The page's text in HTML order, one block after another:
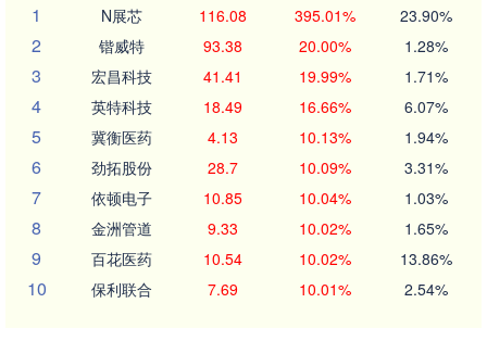
1
N展芯 116.08 395.01% 23.90%
2 锴威特 93.38 20.00% 1.28%
3 宏昌科技 41.41 19.99% 1.71%
4 英特科技 18.49 16.66% 6.07%
5 冀衡医药 4.13 10.13% 1.94%
6 劲拓股份 28.7 10.09% 3.31%
7 依顿电子 10.85 10.04% 1.03%
8 金洲管道 9.33 10.02% 1.65%
9 百花医药 10.54 10.02% 13.86%
10 保利联合 7.69 10.01% 2.54%